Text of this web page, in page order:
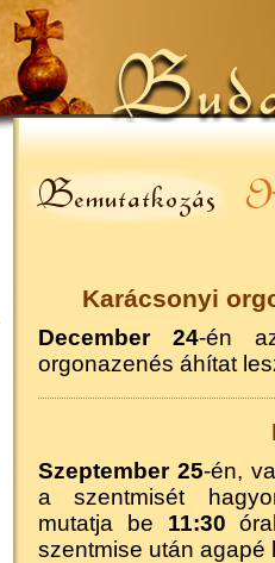
Karácsonyi
December 24-én
orgonazenés áhítat
Szeptember 25-én,
a szentmisét
mutatja be 11:30
szentmise után agapé